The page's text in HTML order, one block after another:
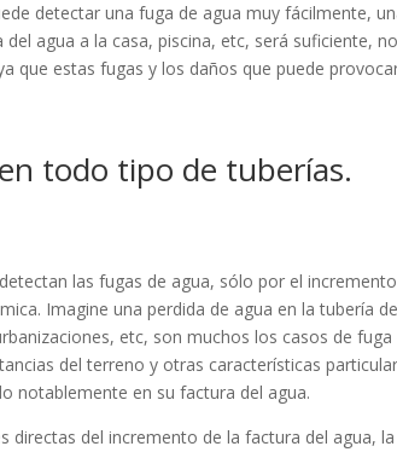
detectar una fuga de agua muy fácilmente,
del agua a la casa, piscina, etc, será suficiente,
que estas fugas y los daños que puede
todo tipo de tuberías.
las fugas de agua, sólo por el
Imagine una perdida de agua en la tubería
etc, son muchos los casos de
del terreno y otras características
notablemente en su factura del agua.
directas del incremento de la factura del agua,